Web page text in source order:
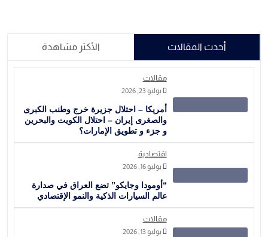
أحدث المقالات الأكثر مشاهدة
مقالات
يوليو 23, 2026
أمريكا – احتلال جزيرة خرج وطنب الكبرى
والصغرى إيران – احتلال الكويت والبحرين
و جزء و تطويق الإمارات؟
اقتصادية
يوليو 16, 2026
“أومودا وجايكو” تضع العراق في صدارة
عالم السيارات الذكية والنمو الإقتصادي
مقالات
يوليو 13, 2026